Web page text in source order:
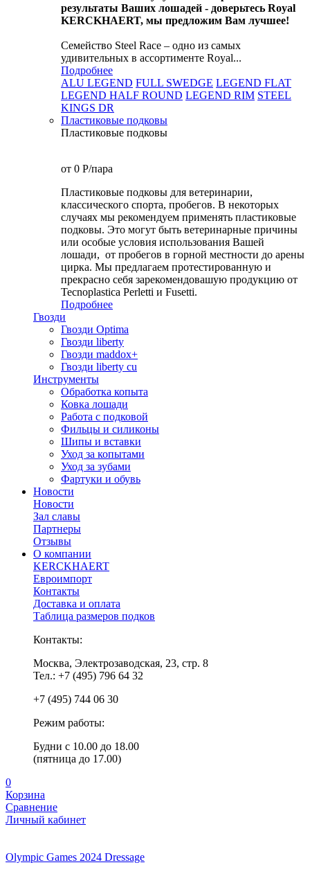
результаты Ваших лошадей - доверьтесь Royal
KERCKHAERT, мы предложим Вам лучшее!
Семейство Steel Race – одно из самых
удивительных в ассортименте Royal...
Подробнее
ALU LEGEND FULL SWEDGE LEGEND FLAT
LEGEND HALF ROUND LEGEND RIM STEEL
KINGS DR
Пластиковые подковы
Пластиковые подковы
от 0 P/пара
Пластиковые подковы для ветеринарии,
классического спорта, пробегов. В некоторых
случаях мы рекомендуем применять пластиковые
подковы. Это могут быть ветеринарные причины
или особые условия использования Вашей
лошади, от пробегов в горной местности до арены
цирка. Мы предлагаем протестированную и
прекрасно себя зарекомендовашую продукцию от
Tecnoplastica Perletti и Fusetti.
Подробнее
Гвозди
Гвозди Optima
Гвозди liberty
Гвозди maddox+
Гвозди liberty cu
Инструменты
Обработка копыта
Ковка лошади
Работа с подковой
Фильцы и силиконы
Шипы и вставки
Уход за копытами
Уход за зубами
Фартуки и обувь
Новости
Новости
Зал славы
Партнеры
Отзывы
О компании
KERCKHAERT
Евроимпорт
Контакты
Доставка и оплата
Таблица размеров подков
Контакты:
Москва, Электрозаводская, 23, стр. 8
Тел.: +7 (495) 796 64 32
+7 (495) 744 06 30
Режим работы:
Будни с 10.00 до 18.00
(пятница до 17.00)
0
Корзина
Сравнение
Личный кабинет
Olympic Games 2024 Dressage